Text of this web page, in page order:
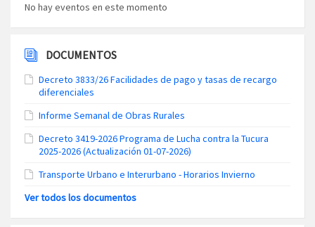
No hay eventos en este momento
DOCUMENTOS
Decreto 3833/26 Facilidades de pago y tasas de recargo
diferenciales
Informe Semanal de Obras Rurales
Decreto 3419-2026 Programa de Lucha contra la Tucura
2025-2026 (Actualización 01-07-2026)
Transporte Urbano e Interurbano - Horarios Invierno
Ver todos los documentos